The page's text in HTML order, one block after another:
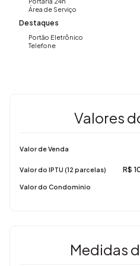
Área de Serviço
Destaques
Portão Eletrônico
Telefone
Valores
Valor de Venda
Valor do IPTU (12 parcelas) R$
Valor do Condominio
Medidas